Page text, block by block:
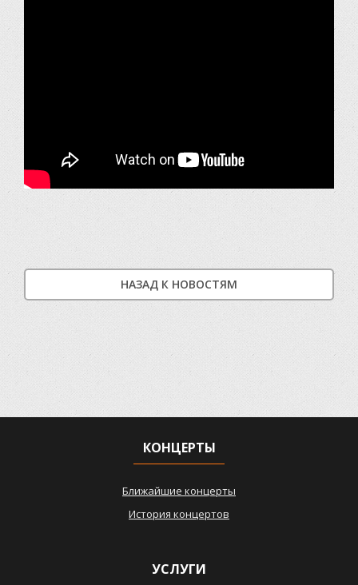
НАЗАД К НОВОСТЯМ
КОНЦЕРТЫ
Ближайшие концерты
История концертов
УСЛУГИ